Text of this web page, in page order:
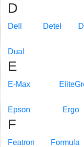
D
Dell Detel
Dual
E
E-Max
Epson
Ergo
F
Featron Formula